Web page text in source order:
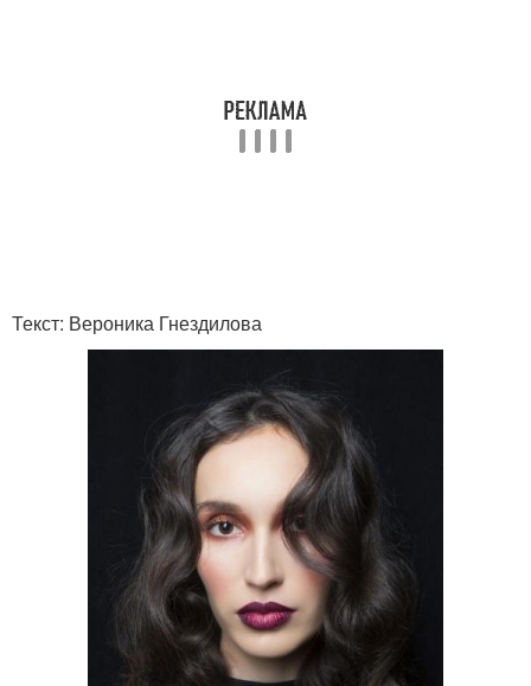
Текст: Вероника Гнездилова